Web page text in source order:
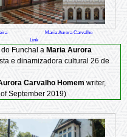
Maria Aurora Carvalho
Link
Funchal a Maria Aurora
e dinamizadora cultural 26 de
Carvalho Homem writer,
September 2019)